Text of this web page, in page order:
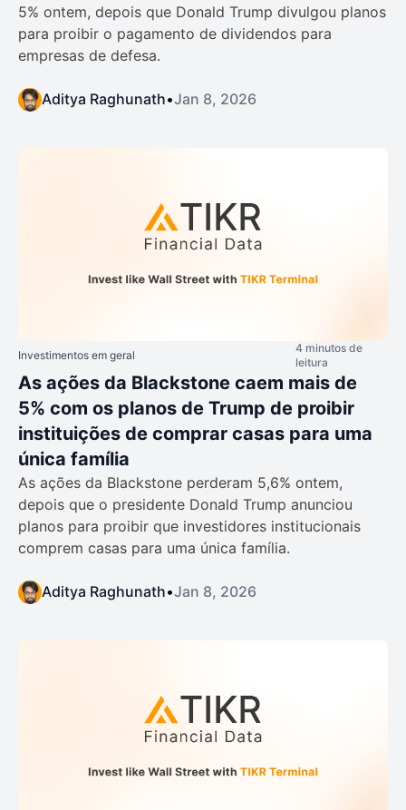
5% ontem, depois que Donald Trump divulgou planos
para proibir o pagamento de dividendos para
empresas de defesa.
Aditya Raghunath•Jan 8, 2026
Investimentos em geral
4 minutos de
leitura
As ações da Blackstone caem mais de
5% com os planos de Trump de proibir
instituições de comprar casas para uma
única família
As ações da Blackstone perderam 5,6% ontem,
depois que o presidente Donald Trump anunciou
planos para proibir que investidores institucionais
comprem casas para uma única família.
Aditya Raghunath•Jan 8, 2026